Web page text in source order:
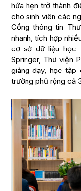
hứa hẹn trở thành
cho sinh viên các
Cổng thông tin
nhanh, tích hợp
cơ sở dữ liệu học
Springer, Thư viện
giảng dạy, học tập
trường phủ rộng cả